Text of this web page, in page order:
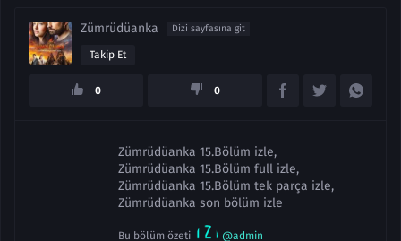
Zümrüdüanka Dizi sayfasına git
Takip Et
0 0
Zümrüdüanka 15.Bölüm izle,
Zümrüdüanka 15.Bölüm full izle,
Zümrüdüanka 15.Bölüm tek parça izle,
Zümrüdüanka son bölüm izle
Bu bölüm özeti
@admin